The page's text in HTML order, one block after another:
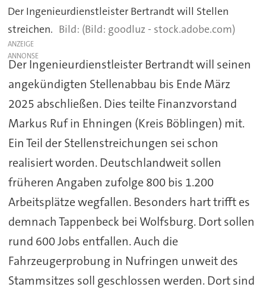
Der Ingenieurdienstleister Bertrandt will Stellen
streichen.
(Bild: goodluz - stock.adobe.com)
ANZEIGE
Der Ingenieurdienstleister Bertrandt will seinen
angekündigten Stellenabbau bis Ende März
2025 abschließen. Dies teilte Finanzvorstand
Markus Ruf in Ehningen (Kreis Böblingen) mit.
Ein Teil der Stellenstreichungen sei schon
realisiert worden. Deutschlandweit sollen
früheren Angaben zufolge 800 bis 1.200
Arbeitsplätze wegfallen. Besonders hart trifft es
demnach Tappenbeck bei Wolfsburg. Dort sollen
rund 600 Jobs entfallen. Auch die
Fahrzeugerprobung in Nufringen unweit des
Stammsitzes soll geschlossen werden. Dort sind